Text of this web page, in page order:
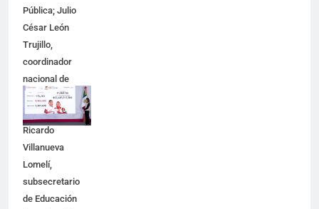
Pública; Julio
César León
Trujillo,
coordinador
nacional de
becas para el
Bienestar;
Ricardo
Villanueva
Lomelí,
subsecretario
de Educación